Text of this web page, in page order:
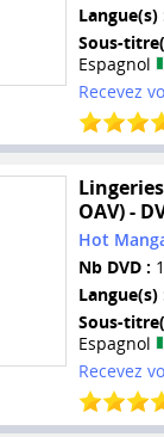
Langue(s)
Sous-
Espagnol
Recevez
OAV) -
Hot
Nb DVD :
Langue(s)
Sous-
Espagnol
Recevez